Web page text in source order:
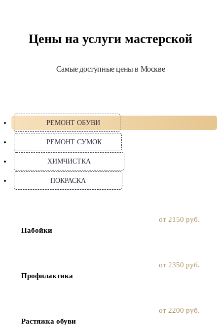
Цены на услуги мастерской
Самые доступные цены в Москве
РЕМОНТ ОБУВИ
РЕМОНТ СУМОК
ХИМЧИСТКА
ПОКРАСКА
Набойки
от 2150 руб.
Профилактика
от 2350 руб.
Растяжка обуви
от 2200 руб.